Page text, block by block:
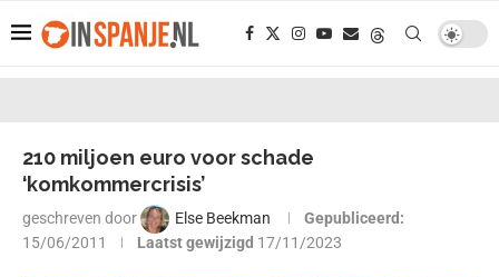
210 miljoen euro voor schade
‘komkommercrisis’
geschreven door Else Beekman
Gepubliceerd:
15/06/2011
Laatst gewijzigd 17/11/2023